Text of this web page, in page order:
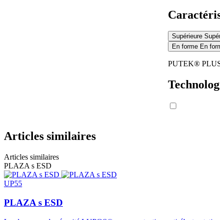
Résistance au glissement
Valeurs mesurées conformément aux
Supérieure
En forme En
PUTEK®
Articles similaires
Articles similaires
PLAZA s ESD
UP55
PLAZA s ESD